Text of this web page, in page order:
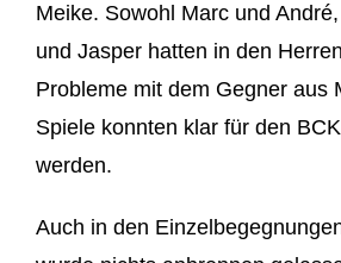
Meike. Sowohl Marc und
und Jasper hatten in den
Probleme mit dem Gegner aus
Spiele konnten klar für den
werden.
Auch in den